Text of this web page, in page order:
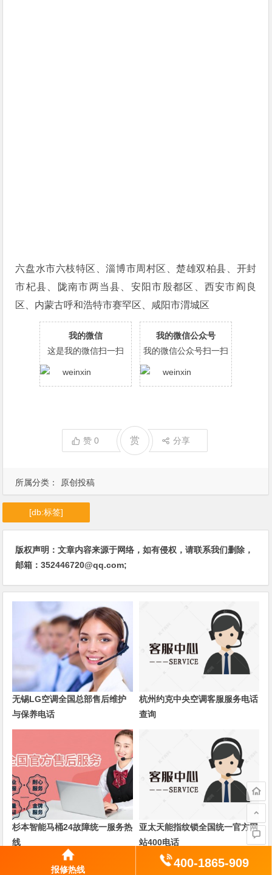
所属分类： 原创投稿
六盘水市六枝特区、淄博市周村区、楚雄双柏县、开封
市杞县、陇南市两当县、安阳市殷都区、西安市阎良
区、内蒙古呼和浩特市赛罕区、咸阳市渭城区
我的微信
这是我的微信扫一扫
我的微信公众号
我的微信公众号扫一扫
赞0 赏 分享
[db:标签]
版权声明：文章内容来源于网络，如有侵权，请联系我们删除，
邮箱：352446720@qq.com;
无锡LG空调全国总部售后维护
与保养电话
杭州约克中央空调客服服务电话
查询
杉本智能马桶24故障统一服务热
线
亚太天能指纹锁全国统一官方网
站400电话
报修热线 400-1865-909